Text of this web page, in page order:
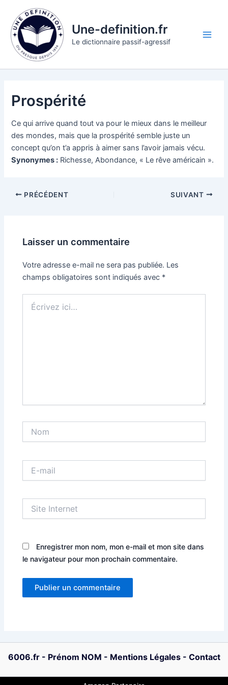
contenu
Une-definition.fr
Le dictionnaire passif-agressif
Prospérité
Ce qui arrive quand tout va pour le mieux dans le meilleur
des mondes, mais que la prospérité semble juste un
concept qu’on t’a appris à aimer sans l’avoir jamais vécu.
Synonymes : Richesse, Abondance, « Le rêve américain ».
PRÉCÉDENT SUIVANT
Laisser un commentaire
Votre adresse e-mail ne sera pas publiée. Les
champs obligatoires sont indiqués avec *
ici…
mail
Internet
Enregistrer mon nom, mon e-mail et mon site dans
le navigateur pour mon prochain commentaire.
6006.fr- Prénom NOM - Mentions Légales- Contact